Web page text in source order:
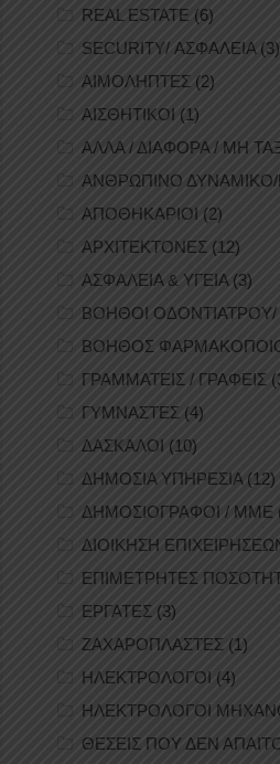
REAL ESTATE (6)
SECURITY/ ΑΣΦΑΛΕΙΑ (3)
ΑΙΜΟΛΗΠΤΕΣ (2)
ΑΙΣΘΗΤΙΚΟΙ (1)
ΑΛΛΑ / ΔΙΑΦΟΡΑ / ΜΗ
ΑΝΘΡΩΠΙΝΟ ΔΥΝΑΜΙΚΟ/
ΑΠΟΘΗΚΑΡΙΟΙ (2)
ΑΡΧΙΤΕΚΤΟΝΕΣ (12)
ΑΣΦΑΛΕΙΑ & ΥΓΕΙΑ(3)
ΒΟΗΘΟΙ ΟΔΟΝΤΙΑΤΡΟΥ/
ΒΟΗΘΟΣ
ΓΡΑΜΜΑΤΕΙΣ / ΓΡΑΦΕΙΣ
ΓΥΜΝΑΣΤΕΣ (4)
ΔΑΣΚΑΛΟΙ (10)
ΔΗΜΟΣΙΑ ΥΠΗΡΕΣΙΑ (12)
ΔΗΜΟΣΙΟΓΡΑΦΟΙ / ΜΜΕ
ΔΙΟΙΚΗΣΗ
ΕΠΙΜΕΤΡΗΤΕΣ
ΕΡΓΑΤΕΣ (3)
ΖΑΧΑΡΟΠΛΑΣΤΕΣ (1)
ΗΛΕΚΤΡΟΛΟΓΟΙ (4)
ΗΛΕΚΤΡΟΛΟΓΟΙ
ΘΕΣΕΙΣ ΠΟΥ ΔΕΝ